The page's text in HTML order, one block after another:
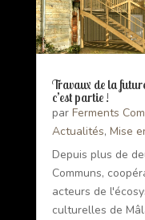
Travaux de la
c’est partie !
par Ferments
Actualités, Mise
Depuis plus de
Communs,
acteurs de
culturelles de